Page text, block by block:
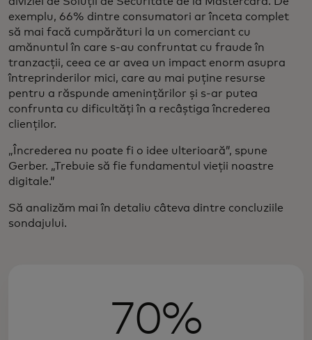
exemplu, 66% dintre consumatori ar înceta complet
să mai facă cumpărături la un comerciant cu
amănuntul în care s-au confruntat cu fraude în
tranzacții, ceea ce ar avea un impact enorm asupra
întreprinderilor mici, care au mai puține resurse
pentru a răspunde amenințărilor și s-ar putea
confrunta cu dificultăți în a recâștiga încrederea
clienților.
„Încrederea nu poate fi o idee ulterioară”, spune
Gerber. „Trebuie să fie fundamentul vieții noastre
digitale.”
Să analizăm mai în detaliu câteva dintre concluziile
sondajului.
70%